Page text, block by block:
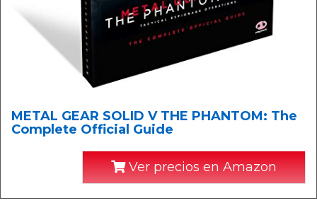
METAL GEAR SOLID V THE PHANTOM: The
Complete Official Guide
Ver precios en Amazon